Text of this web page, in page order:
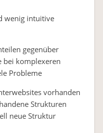
wenig intuitive
gegenüber
bei komplexeren
Probleme
vorhanden
Strukturen
neue Struktur